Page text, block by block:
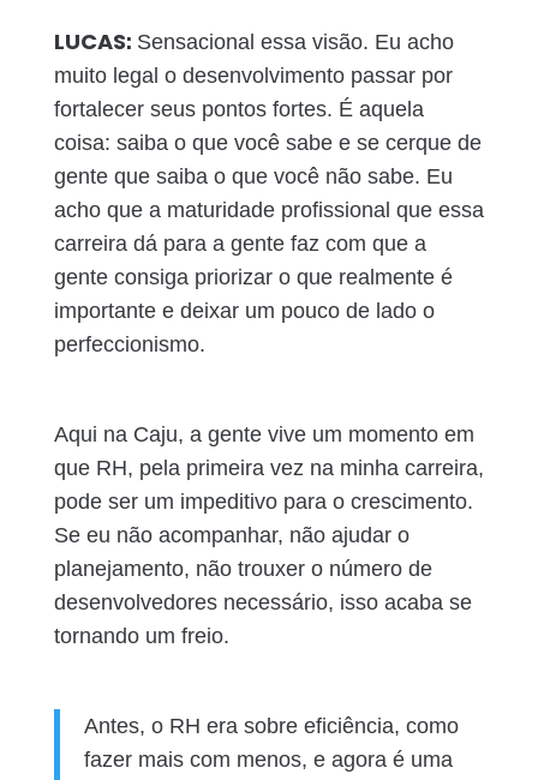
LUCAS: Sensacional essa visão. Eu acho
muito legal o desenvolvimento passar por
fortalecer seus pontos fortes. É aquela
coisa: saiba o que você sabe e se cerque de
gente que saiba o que você não sabe. Eu
acho que a maturidade profissional que essa
carreira dá para a gente faz com que a
gente consiga priorizar o que realmente é
importante e deixar um pouco de lado o
perfeccionismo.
Aqui na Caju, a gente vive um momento em
que RH, pela primeira vez na minha carreira,
pode ser um impeditivo para o crescimento.
Se eu não acompanhar, não ajudar o
planejamento, não trouxer o número de
desenvolvedores necessário, isso acaba se
tornando um freio.
Antes, o RH era sobre eficiência, como
fazer mais com menos, e agora é uma